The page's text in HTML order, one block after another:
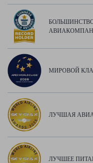
МИРОВОЙ
ЛУЧШАЯ
ЛУЧШЕЕ